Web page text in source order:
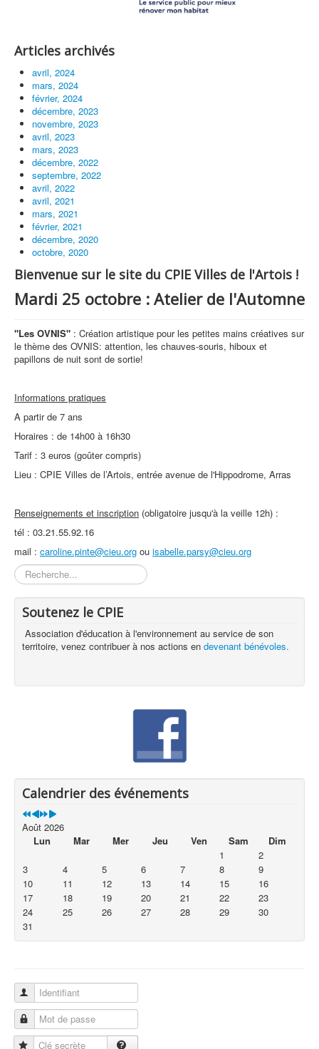
Articles archivés
avril, 2024
mars, 2024
février, 2024
décembre, 2023
novembre, 2023
avril, 2023
mars, 2023
décembre, 2022
septembre, 2022
avril, 2022
avril, 2021
mars, 2021
février, 2021
décembre, 2020
octobre, 2020
Bienvenue sur le site du CPIE Villes de l'Artois !
Mardi 25 octobre : Atelier de l'Automne
"Les OVNIS" : Création artistique pour les petites mains créatives sur
le thème des OVNIS: attention, les chauves-souris, hiboux et
papillons de nuit sont de sortie!
Informations pratiques
A partir de 7 ans
Horaires : de 14h00 à 16h30
Tarif : 3 euros (goûter compris)
Lieu : CPIE Villes de l’Artois, entrée avenue de l'Hippodrome, Arras
Renseignements et inscription (obligatoire jusqu'à la veille 12h) :
tél : 03.21.55.92.16
mail : caroline.pinte@cieu.org ou isabelle.parsy@cieu.org
Rechercher
Soutenez le CPIE
Association d'éducation à l'environnement au service de son
territoire, venez contribuer à nos actions en devenant bénévoles.
Calendrier des événements
Août 2026
Lun
Mar Mer Jeu Ven Sam
Dim
1
2
3
4 5 6 7 8
9
10
11 12 13 14 15
16
17
18 19 20 21 22
23
24
25 26 27 28 29
30
31
Identifiant
Mot de passe
Clé secrète